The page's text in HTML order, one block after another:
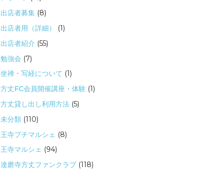
出店者募集 (8)
出店者用（詳細）
(1)
出店者紹介 (55)
勉強会 (7)
坐禅・写経について (1)
方丈FC会員開催講座・体験 (1)
方丈貸し出し利用方法 (5)
未分類 (110)
王寺プチマルシェ (8)
王寺マルシェ (94)
達磨寺方丈ファンクラブ (118)